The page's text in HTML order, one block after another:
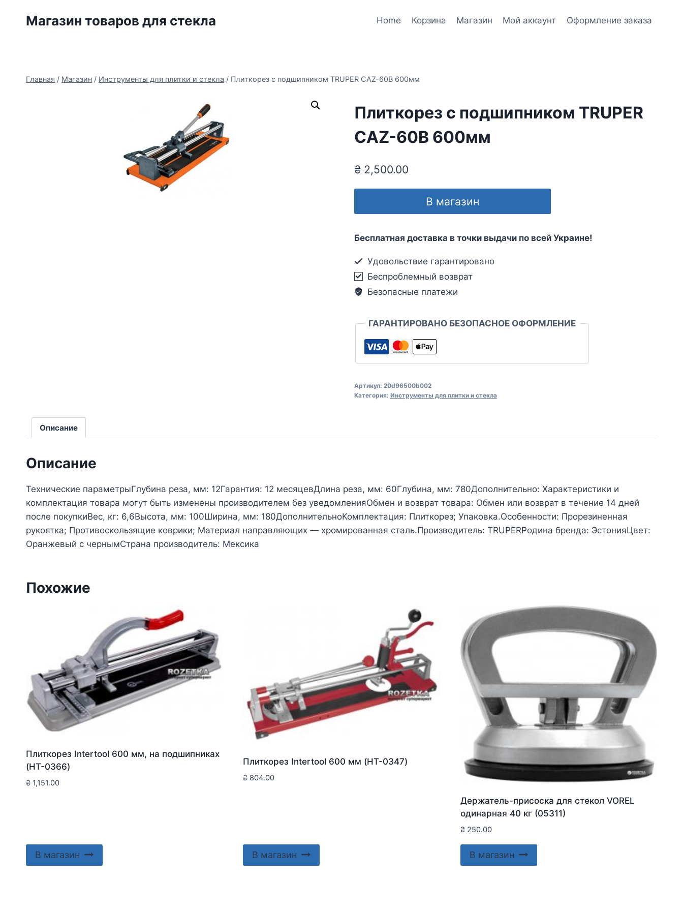
Магазин товаров для стекла Home Корзина Магазин Мой аккаунт Оформление заказа
Главная / Магазин / Инструменты для плитки и стекла / Плиткорез с подшипником TRUPER CAZ-60B 600мм
Плиткорез с подшипником TRUPER
CAZ-60B 600мм
₴2,500.00
В магазин
Бесплатная доставка в точки выдачи по всей Украине!
Удовольствие гарантировано
Беспроблемный возврат
Безопасные платежи
ГАРАНТИРОВАНО БЕЗОПАСНОЕ ОФОРМЛЕНИЕ
Артикул: 20d96500b002
Категория: Инструменты для плитки и стекла
Описание
Описание
Технические параметрыГлубина реза, мм: 12Гарантия: 12 месяцевДлина реза, мм: 60Глубина, мм: 780Дополнительно: Характеристики и
комплектация товара могут быть изменены производителем без уведомленияОбмен и возврат товара: Обмен или возврат в течение 14 дней
после покупкиВес, кг: 6,6Высота, мм: 100Ширина, мм: 180ДополнительноКомплектация: Плиткорез; Упаковка.Особенности: Прорезиненная
рукоятка; Противоскользящие коврики; Материал направляющих — хромированная сталь.Производитель: TRUPERРодина бренда: ЭстонияЦвет:
Оранжевый с чернымСтрана производитель: Мексика
Похожие
Плиткорез Intertool 600 мм, на подшипниках
(HT-0366)
₴ 1,151.00
В магазин
Плиткорез Intertool 600 мм (HT-0347)
₴ 804.00
В магазин
Держатель-присоска для стекол VOREL
одинарная 40 кг (05311)
₴250.00
В магазин